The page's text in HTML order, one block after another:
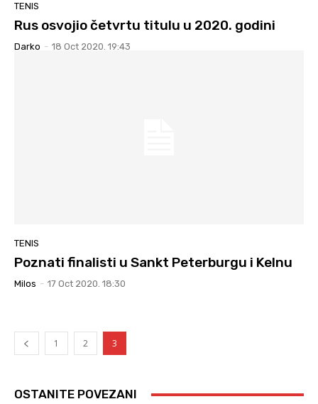
TENIS
Rus osvojio četvrtu titulu u 2020. godini
Darko - 18 Oct 2020. 19:43
TENIS
Poznati finalisti u Sankt Peterburgu i Kelnu
Milos - 17 Oct 2020. 18:30
1 2 3
OSTANITE POVEZANI